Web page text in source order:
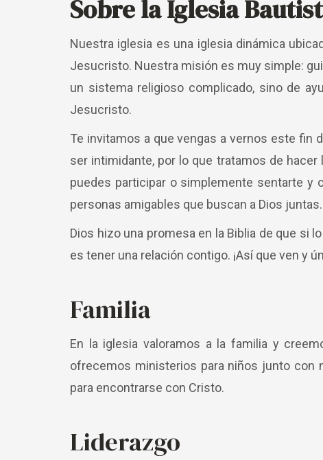
Sobre la Iglesia
Nuestra iglesia es una iglesia dinámica
Jesucristo. Nuestra misión es muy simple:
un sistema religioso complicado, sino de
Jesucristo.
Te invitamos a que vengas a vernos este fin
ser intimidante, por lo que tratamos de
puedes participar o simplemente sentarte y
personas amigables que buscan a Dios
Dios hizo una promesa en la Biblia de que si
es tener una relación contigo. ¡Así que ven y
Familia
En la iglesia valoramos a la familia y
ofrecemos ministerios para niños junto con
para encontrarse con Cristo.
Liderazgo